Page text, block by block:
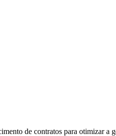
de contratos para otimizar a